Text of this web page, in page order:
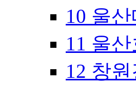
10 울
11 울
12 창